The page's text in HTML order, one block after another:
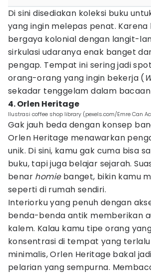
Di sini disediakan koleksi buku
yang ingin melepas penat.
bergaya kolonial dengan langit-
sirkulasi udaranya enak banget
pengap. Tempat ini sering jadi
orang-orang yang ingin bekerja (
sekadar tenggelam dalam
4. Orlen Heritage
Ilustrasi coffee shop library (pexels.com/Emre Can
Gak jauh beda dengan konsep
Orlen Heritage menawarkan
unik. Di sini, kamu gak cuma bisa
buku, tapi juga belajar sejarah.
benar homiebanget, bikin kamu
seperti di rumah sendiri.
Interiorku yang penuh dengan
benda-benda antik memberikan
kalem. Kalau kamu tipe orang
konsentrasi di tempat yang
minimalis, Orlen Heritage bakal
pelarian yang sempurna.